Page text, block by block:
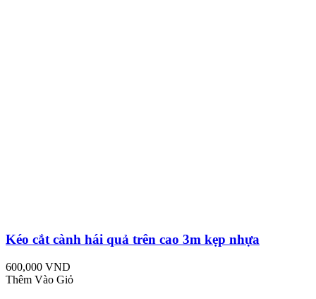
Kéo cắt cành hái quả trên cao 3m kẹp nhựa
600,000 VND
Thêm Vào Giỏ